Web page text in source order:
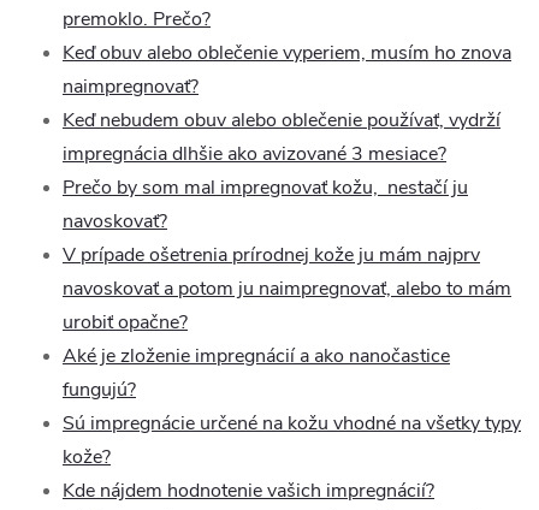
premoklo. Prečo?
Keď obuv alebo oblečenie vyperiem, musím ho znova
naimpregnovať?
Keď nebudem obuv alebo oblečenie používať, vydrží
impregnácia dlhšie ako avizované 3 mesiace?
Prečo by som mal impregnovať kožu, nestačí ju
navoskovať?
V prípade ošetrenia prírodnej kože ju mám najprv
navoskovať a potom ju naimpregnovať, alebo to mám
urobiť opačne?
Aké je zloženie impregnácií a ako nanočastice
fungujú?
Sú impregnácie určené na kožu vhodné na všetky typy
kože?
Kde nájdem hodnotenie vašich impregnácií?